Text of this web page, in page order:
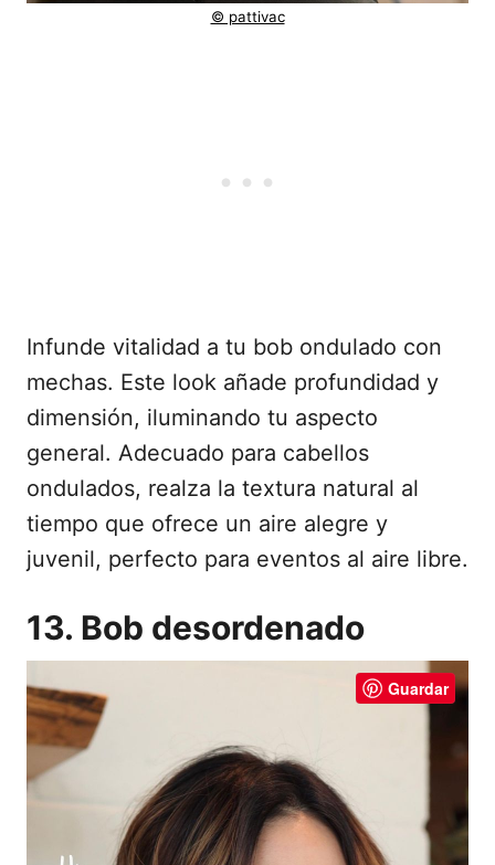
© pattivac
Infunde vitalidad a tu bob ondulado con
mechas. Este look añade profundidad y
dimensión, iluminando tu aspecto
general. Adecuado para cabellos
ondulados, realza la textura natural al
tiempo que ofrece un aire alegre y
juvenil, perfecto para eventos al aire libre.
13. Bob desordenado
Guardar